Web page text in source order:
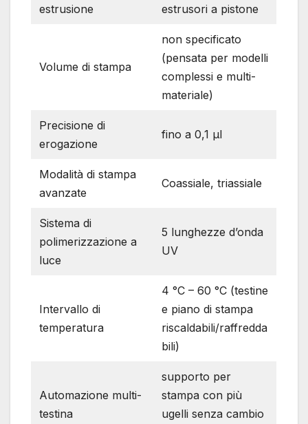
estrusione
estrusori a pistone
Volume di stampa
non specificato
(pensata per modelli
complessi e multi-
materiale)
Precisione di
erogazione
fino a 0,1 µl
Modalità di stampa
avanzate
Coassiale, triassiale
Sistema di
polimerizzazione a
luce
5 lunghezze d’onda
UV
Intervallo di
temperatura
4 °C – 60 °C (testine
e piano di stampa
riscaldabili/raffredda
bili)
Automazione multi-
testina
supporto per
stampa con più
ugelli senza cambio